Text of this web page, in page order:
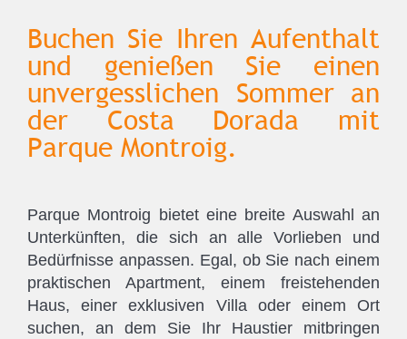
Buchen Sie Ihren Aufenthalt
und genießen Sie einen
unvergesslichen Sommer an
der Costa Dorada mit
Parque Montroig.
Parque Montroig bietet eine breite Auswahl an
Unterkünften, die sich an alle Vorlieben und
Bedürfnisse anpassen. Egal, ob Sie nach einem
praktischen Apartment, einem freistehenden
Haus, einer exklusiven Villa oder einem Ort
suchen, an dem Sie Ihr Haustier mitbringen